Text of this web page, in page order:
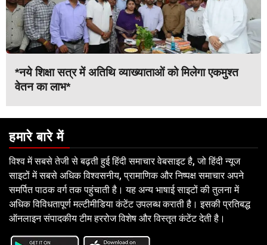
*नये शिक्षा सत्र में अतिथि व्याख्याताओं को मिलेगा एकमुश्त
वेतन का लाभ*
हमारे बारे में
विश्व में सबसे तेजी से बढ़ती हुई हिंदी समाचार वेबसाइट है, जो हिंदी न्यूज
साइटों में सबसे अधिक विश्वसनीय, प्रामाणिक और निष्पक्ष समाचार अपने
समर्पित पाठक वर्ग तक पहुंचाती है। यह अन्य भाषाई साइटों की तुलना में
अधिक विविधतापूर्ण मल्टीमीडिया कंटेंट उपलब्ध कराती है। इसकी प्रतिबद्ध
ऑनलाइन संपादकीय टीम हररोज विशेष और विस्तृत कंटेंट देती है।